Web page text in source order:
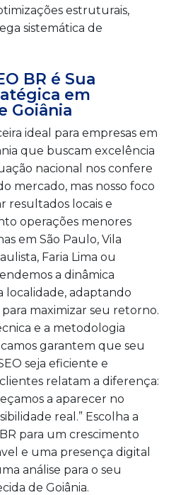
estruturais,
sistemática de
BR é Sua
em
Goiânia
ideal para empresas em
que buscam excelência
nacional nos confere
mercado, mas nosso foco
resultados locais e
operações menores
em São Paulo, Vila
Faria Lima ou
a dinâmica
localidade, adaptando
para maximizar seu retorno.
e a metodologia
garantem que seu
seja eficiente e
relatam a diferença:
a aparecer no
real.” Escolha a
para um crescimento
e uma presença digital
análise para o seu
de Goiânia.